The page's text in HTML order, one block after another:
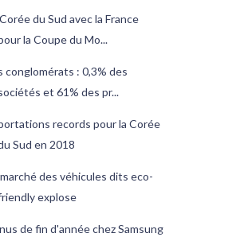
du Sud avec la France
la Coupe du Mo...
conglomérats : 0,3% des
et 61% des pr...
records pour la Corée
Sud en 2018
des véhicules dits eco-
explose
de fin d'année chez Samsung